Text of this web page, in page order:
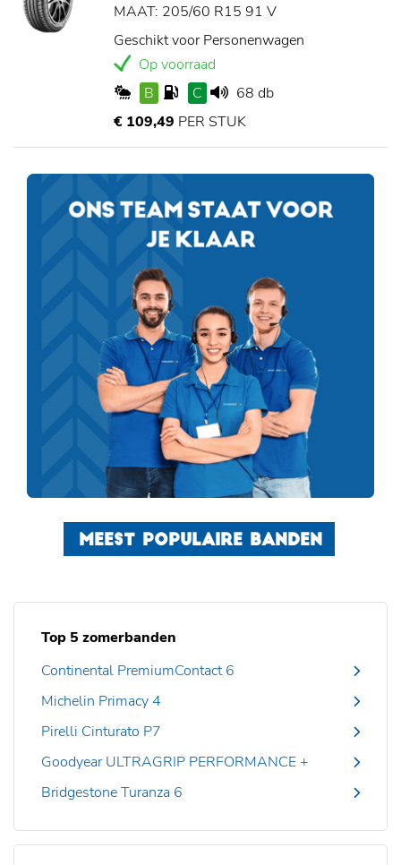
MAAT: 205/60 R15 91 V
Geschikt voor Personenwagen
Op voorraad
B
C
68 db
€ 109,49 PER STUK
MEEST POPULAIRE BANDEN
Top 5 zomerbanden
Continental PremiumContact 6
Michelin Primacy 4
Pirelli Cinturato P7
Goodyear ULTRAGRIP PERFORMANCE +
Bridgestone Turanza 6